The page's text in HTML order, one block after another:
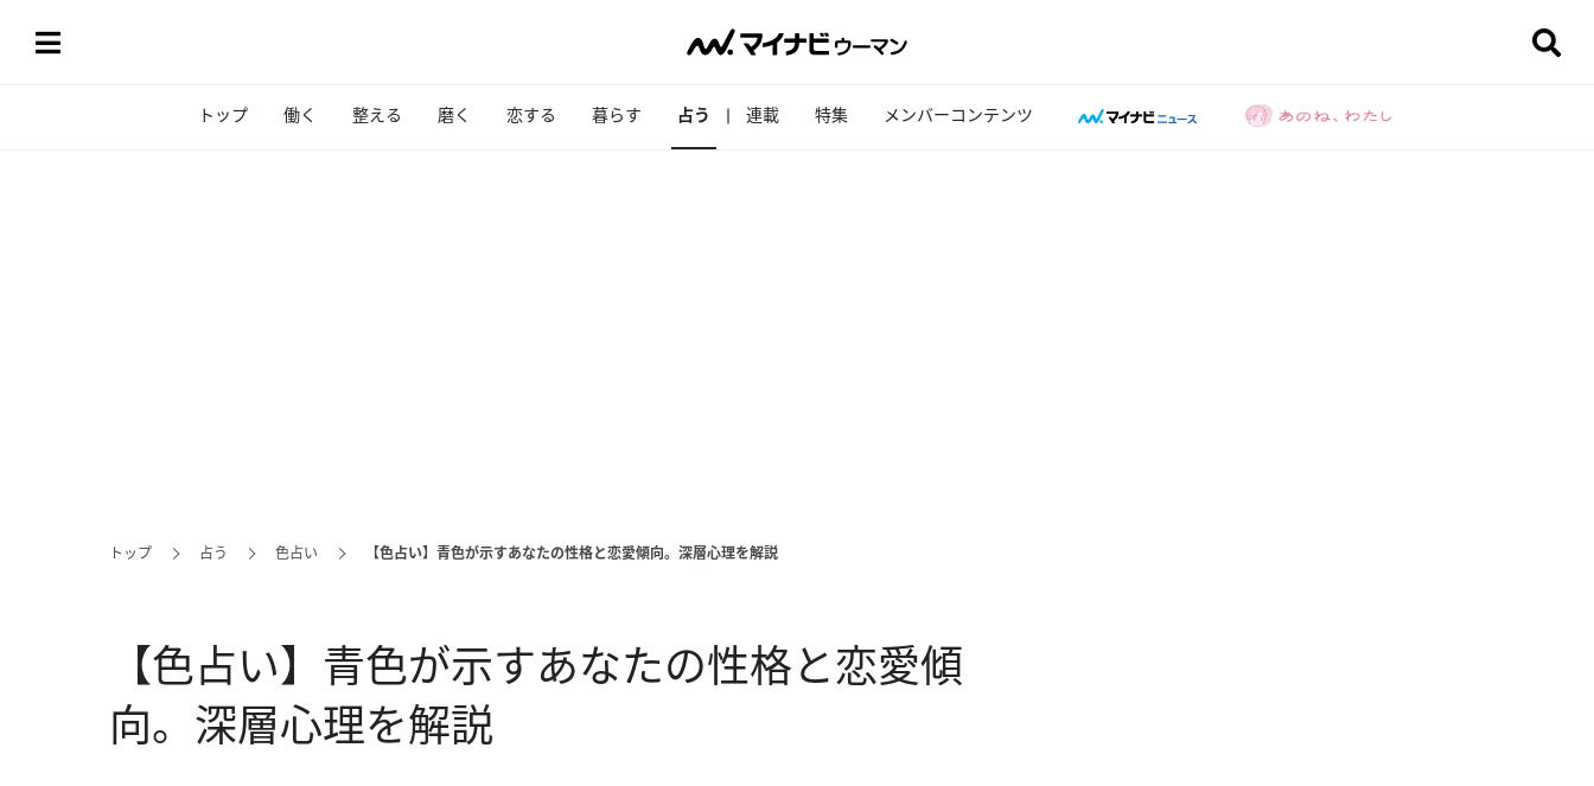
トップ 働く 整える 磨く 恋する 暮らす 占う 連載 特集 メンバーコンテンツ
トップ 占う 色占い 【色占い】青色が示すあなたの性格と恋愛傾向。深層心理を解説
【色占い】青色が示すあなたの性格と恋愛傾
向。深層心理を解説